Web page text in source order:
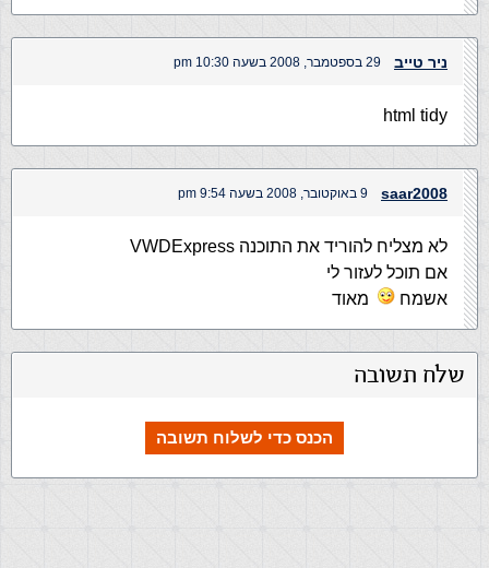
ניר טייב 29 בספטמבר, 2008 בשעה 10:30 pm
html tidy
saar2008 9 באוקטובר, 2008 בשעה 9:54 pm
לא מצליח להוריד את התוכנה ‎VWDExpress
אם תוכל לעזור לי
אשמח
מאוד
שלח תשובה
הכנס כדי לשלוח תשובה